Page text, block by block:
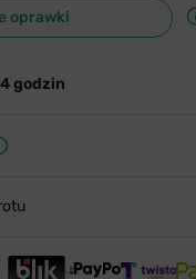
oprawki
godzin